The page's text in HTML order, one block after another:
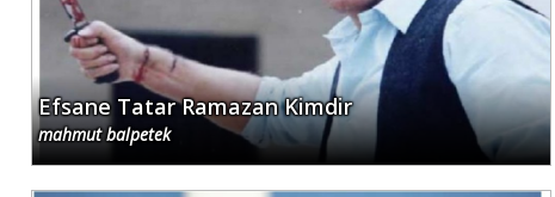
Efsane Tatar Ramazan Kimdir
mahmut balpetek